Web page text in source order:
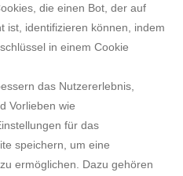
die einen Bot, der auf
ist, identifizieren können, indem
in einem Cookie
das Nutzererlebnis,
Vorlieben wie
für das
speichern, um eine
ermöglichen. Dazu gehören